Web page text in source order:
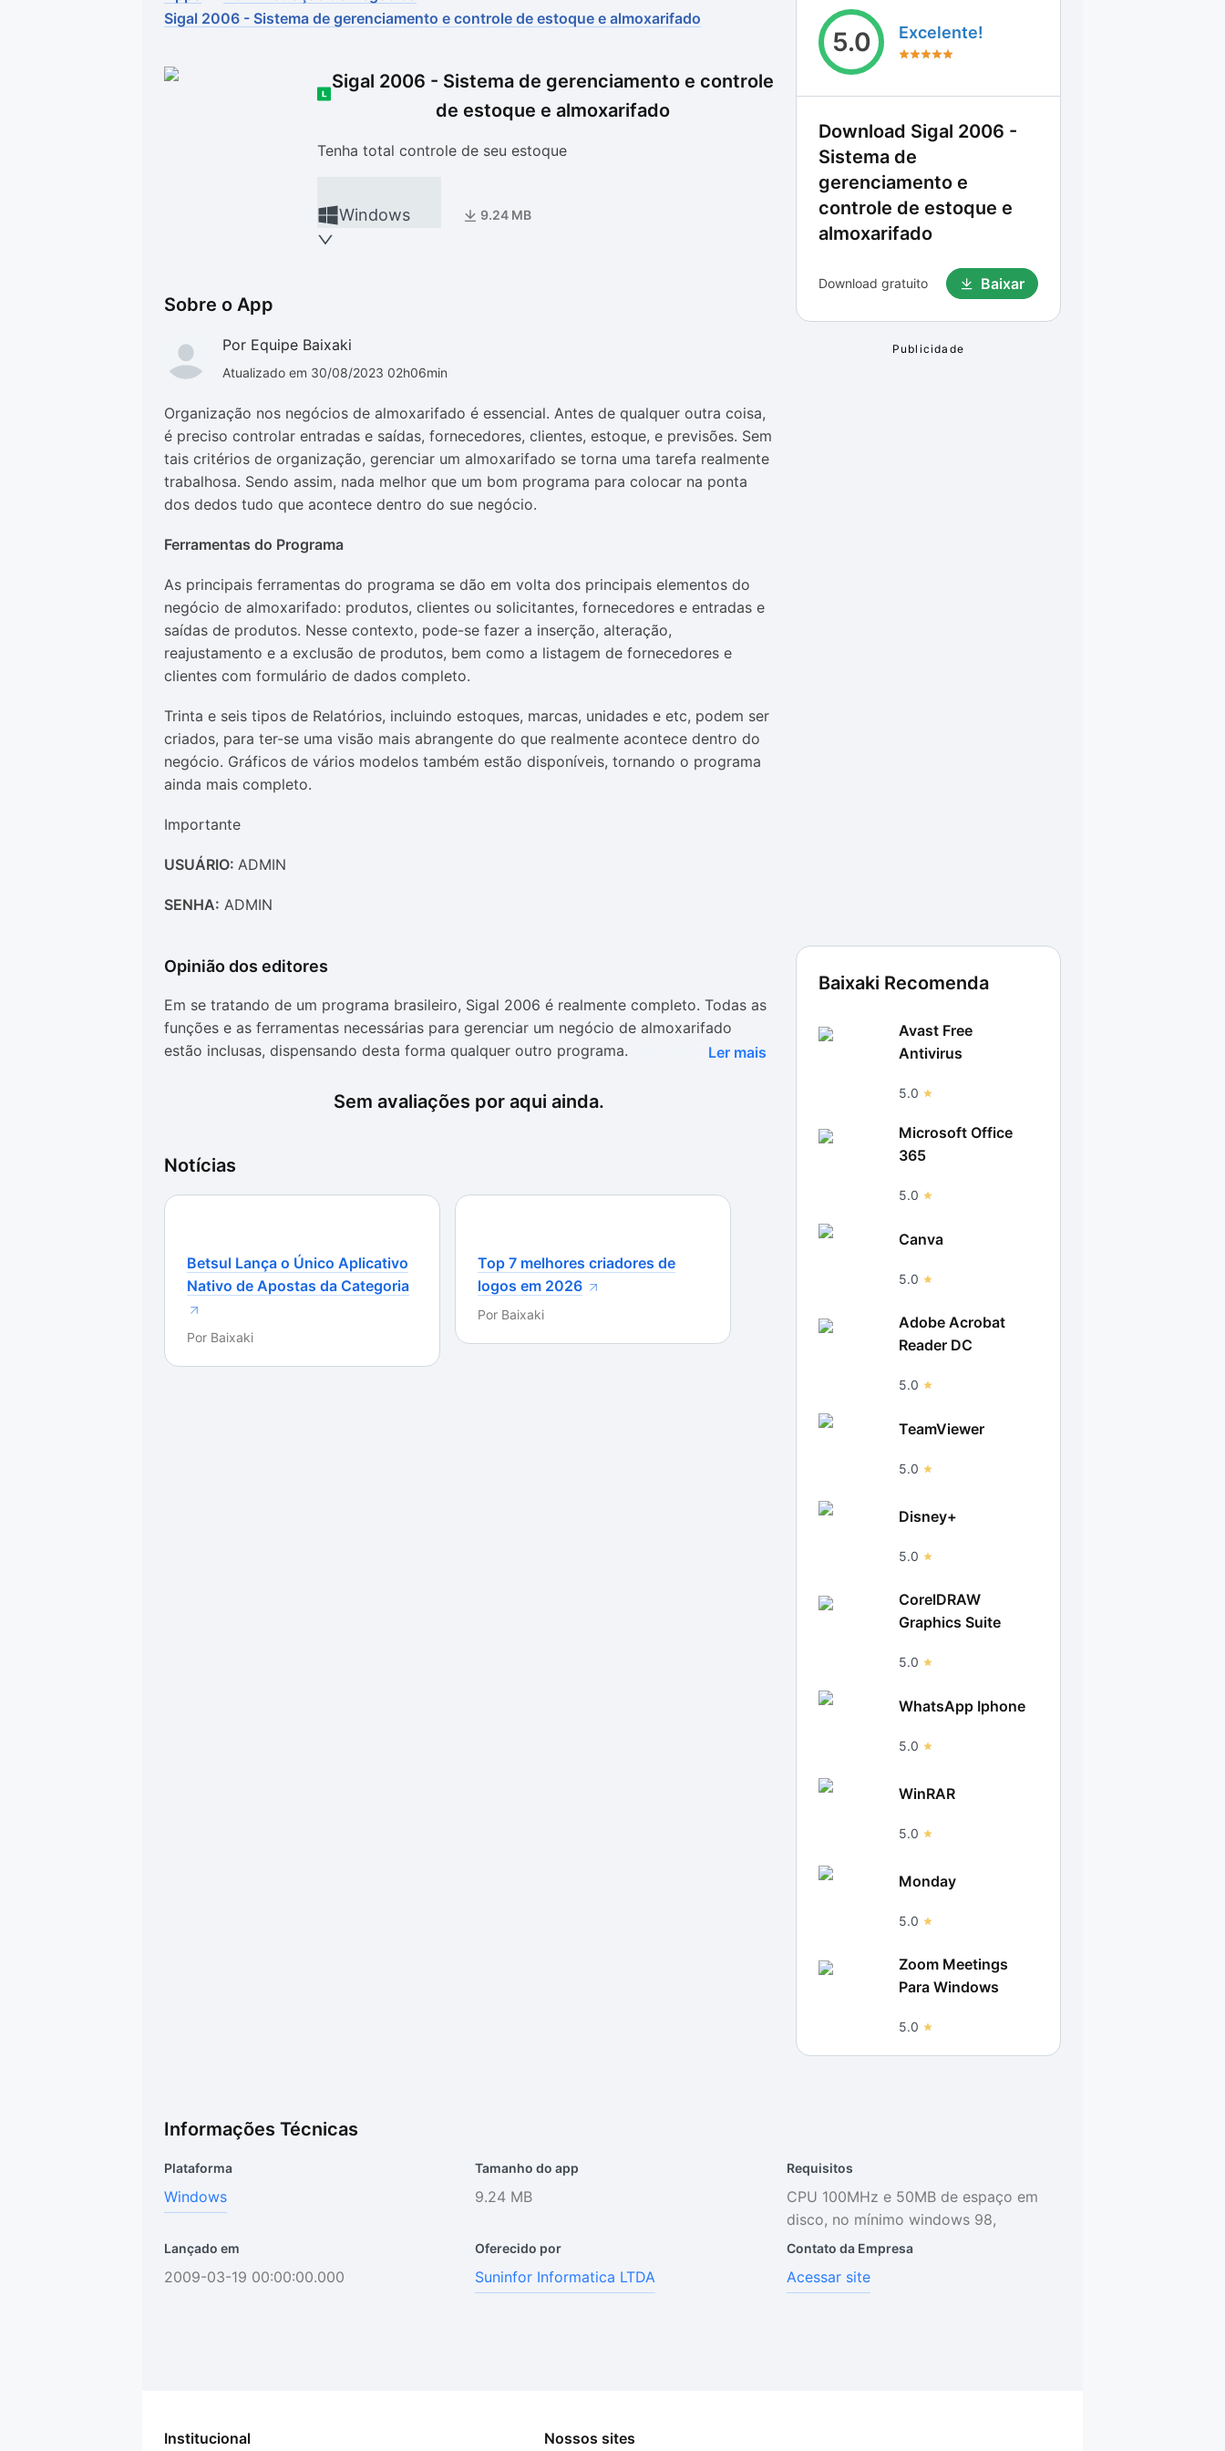
Drivers
Ver mais categorias
Outros
Ver mais categorias
Sigal 2006 - Sistema de gerenciamento e controle de estoque e almoxarifado
Sigal 2006 - Sistema de gerenciamento e controle
de estoque e almoxarifado
Tenha total controle de seu estoque
Windows 9.24 MB
Sobre o App
Por Equipe Baixaki
Atualizado em 30/08/2023 02h06min
Organização nos negócios de almoxarifado é essencial. Antes de qualquer outra coisa,
é preciso controlar entradas e saídas, fornecedores, clientes, estoque, e previsões. Sem
tais critérios de organização, gerenciar um almoxarifado se torna uma tarefa realmente
trabalhosa. Sendo assim, nada melhor que um bom programa para colocar na ponta
dos dedos tudo que acontece dentro do sue negócio.
Ferramentas do Programa
As principais ferramentas do programa se dão em volta dos principais elementos do
negócio de almoxarifado: produtos, clientes ou solicitantes, fornecedores e entradas e
saídas de produtos. Nesse contexto, pode-se fazer a inserção, alteração,
reajustamento e a exclusão de produtos, bem como a listagem de fornecedores e
clientes com formulário de dados completo.
Trinta e seis tipos de Relatórios, incluindo estoques, marcas, unidades e etc, podem ser
criados, para ter-se uma visão mais abrangente do que realmente acontece dentro do
negócio. Gráficos de vários modelos também estão disponíveis, tornando o programa
ainda mais completo.
Importante
USUÁRIO: ADMIN
SENHA: ADMIN
Opinião dos editores
Em se tratando de um programa brasileiro, Sigal 2006 é realmente completo. Todas as
funções e as ferramentas necessárias para gerenciar um negócio de almoxarifado
estão inclusas, dispensando desta forma qualquer outro programa.
O maior problema, entretanto, é que o software não é gratuito. São disponibilizados
apenas 15 dias de uso liberado, para se testar o programa. Após os 15 dias, o
tempo indeterminado.
O lado bom de tudo isso é que o programa é especializado, e é bastante completo.
Ler mais
Sem avaliações por aqui ainda.
Notícias
Betsul Lança o Único Aplicativo
Nativo de Apostas da Categoria
Por Baixaki
Top 7 melhores criadores de
logos em 2026
Por Baixaki
5.0 Excelente!
Download Sigal 2006 -
Sistema de
gerenciamento e
controle de estoque e
almoxarifado
Download gratuito Baixar
Baixaki Recomenda
Avast Free
Antivirus
5.0
Microsoft Office
365
5.0
Canva
5.0
Adobe Acrobat
Reader DC
5.0
TeamViewer
5.0
Disney+
5.0
CorelDRAW
Graphics Suite
5.0
WhatsApp Iphone
5.0
WinRAR
5.0
Monday
5.0
Zoom Meetings
Para Windows
5.0
Informações Técnicas
Plataforma
Windows
Tamanho do app
9.24 MB
Requisitos
CPU 100MHz e 50MB de espaço em
disco, no mínimo windows 98,
Lançado em
2009-03-19 00:00:00.000
Oferecido por
Suninfor Informatica LTDA
Contato da Empresa
Acessar site
Institucional Nossos sites